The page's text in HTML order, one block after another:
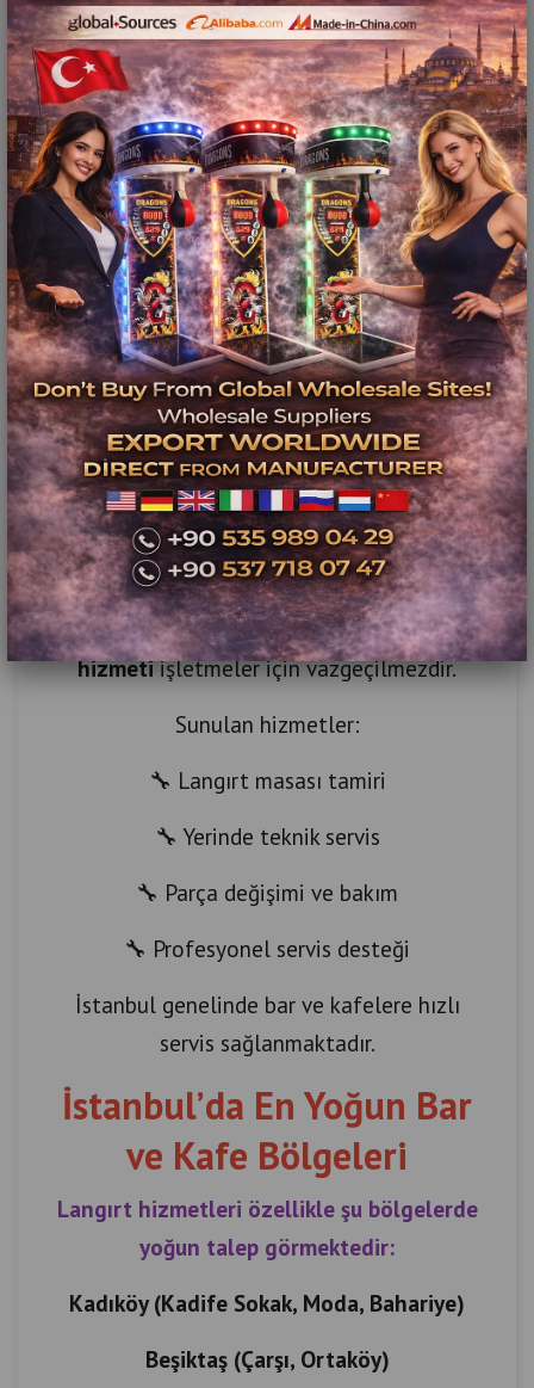
model çok hızlı yayılmaktadır. Çünkü
işletmelerrisksiz kazanç modeli
aramaktadır.
Profesyonel Langırt
Masası Tamiri ve Teknik
Servis
Yoğun kullanım nedeniyle bar ve kafelerde
bulunan langırt masalarında sık sık arızalar
oluşur. En yaygın sorunlar:
çubuk ve rulman arızaları
mekanizma bozulmaları
oyun yüzeyi problemleri
Bu noktadalangırt masası tamiri ve bakım
hizmetiişletmeler için vazgeçilmezdir.
Sunulan hizmetler:
🔧 Langırt masası tamiri
🔧 Yerinde teknik servis
🔧 Parça değişimi ve bakım
🔧 Profesyonel servis desteği
İstanbul genelinde bar ve kafelere hızlı
servis sağlanmaktadır.
İstanbul’da En Yoğun Bar
ve Kafe Bölgeleri
Langırt hizmetleri özellikle şu bölgelerde
yoğun talep görmektedir:
Kadıköy (Kadife Sokak, Moda, Bahariye)
Beşiktaş (Çarşı, Ortaköy)